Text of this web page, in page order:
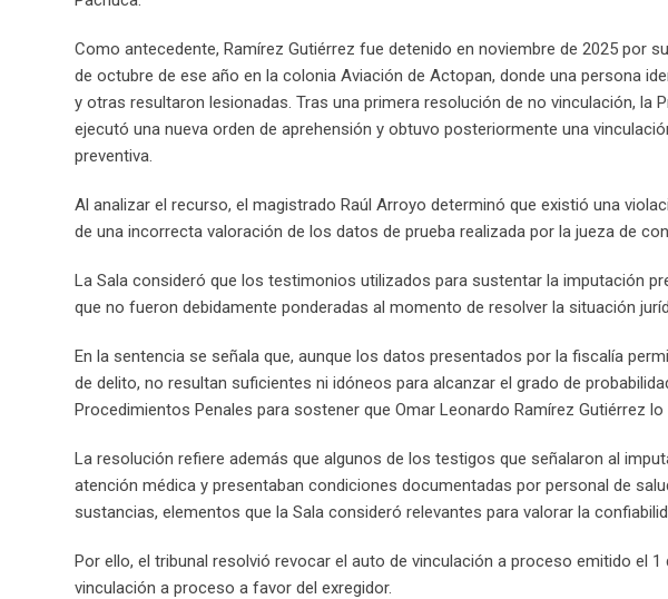
Como antecedente, Ramírez Gutiérrez fue detenido en noviembre de 2025 por
de octubre de ese año en la colonia Aviación de Actopan, donde una persona
y otras resultaron lesionadas. Tras una primera resolución de no vinculación, la
ejecutó una nueva orden de aprehensión y obtuvo posteriormente una
preventiva.
Al analizar el recurso, el magistrado Raúl Arroyo determinó que existió una
de una incorrecta valoración de los datos de prueba realizada por la jueza de
La Sala consideró que los testimonios utilizados para sustentar la imputación
que no fueron debidamente ponderadas al momento de resolver la situación
En la sentencia se señala que, aunque los datos presentados por la fiscalía
de delito, no resultan suficientes ni idóneos para alcanzar el grado de
Procedimientos Penales para sostener que Omar Leonardo Ramírez Gutiérrez
La resolución refiere además que algunos de los testigos que señalaron al
atención médica y presentaban condiciones documentadas por personal de
sustancias, elementos que la Sala consideró relevantes para valorar la
Por ello, el tribunal resolvió revocar el auto de vinculación a proceso emitido el
vinculación a proceso a favor del exregidor.